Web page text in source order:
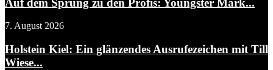
7. August 2026
Holstein Kiel: Ein glänzendes Ausrufezeichen mit Till
Wiese...